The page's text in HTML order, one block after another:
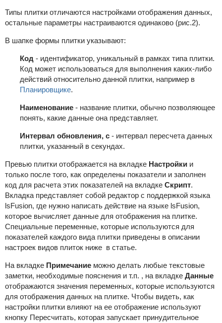
Типы плитки отличаются настройками отображения данных,
остальные параметры настраиваются одинаково (рис.2).
В шапке формы плитки указывают:
Код - идентификатор, уникальный в рамках типа плитки.
Код может использоваться для выполнения каких-либо
действий относительно данной плитки, например в
Планировщике.
Наименование - название плитки, обычно позволяющее
понять, какие данные она представляет.
Интервал обновления, с - интервал пересчета данных
плитки, указанный в секундах.
Превью плитки отображается на вкладке Настройки и
только после того, как определены показатели и заполнен
код для расчета этих показателей на вкладке Скрипт.
Вкладка представляет собой редактор с поддержкой языка
lsFusion, где нужно написать действие на языке lsFusion,
которое вычисляет данные для отображения на плитке.
Специальные переменные, которые используются для
показателей каждого вида плитки приведены в описании
настроек видов плиток ниже в статье.
На вкладке Примечание можно делать любые текстовые
заметки, необходимые пояснения и т.п. , на вкладке Данные
отображаются значения переменных, которые используются
для отображения данных на плитке. Чтобы видеть, как
настройки плитки влияют на ее отображение используют
кнопку Пересчитать, которая запускает принудительное